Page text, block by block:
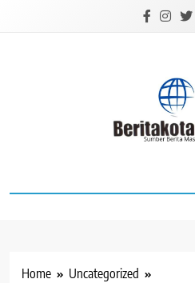
Home
Uncategorized